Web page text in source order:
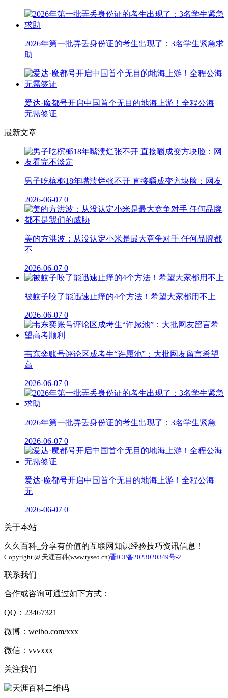
2026年第一批弄丢身份证的考生出现了：3名学生紧急求
助
爱达·魔都号开启中国首个无目的地海上游！全程公海
无需签证
最新文章
男子吃槟榔18年嘴溃烂张不开 直接嚼成变方块脸：网友
2026-06-07 0
美的方洪波：从没认定小米是最大竞争对手 任何品牌都
不
2026-06-07 0
被蚊子咬了能迅速止痒的4个方法！希望大家都用不上
2026-06-07 0
韦东奕账号评论区成考生“许愿池”：大批网友留言希望
高
2026-06-07 0
2026年第一批弄丢身份证的考生出现了：3名学生紧急
2026-06-07 0
爱达·魔都号开启中国首个无目的地海上游！全程公海
无
2026-06-07 0
关于本站
久久百科_分享有价值的互联网知识经验技巧资讯信息！
Copyright @ 天涯百科(www.tyseo.cn)晋ICP备2023020349号-2
联系我们
合作或咨询可通过如下方式：
QQ：23467321
微博：weibo.com/xxx
微信：vvvxxx
关注我们